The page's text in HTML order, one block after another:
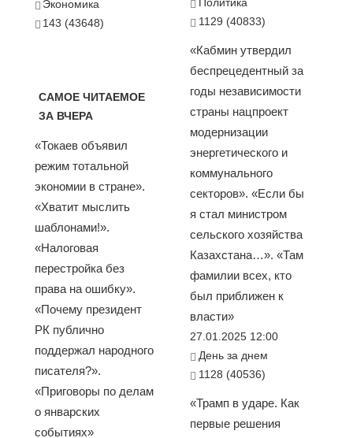
Экономика
143 (43648)
САМОЕ ЧИТАЕМОЕ
ЗА ВЧЕРА
«Токаев объявил
режим тотальной
экономии в стране».
«Хватит мыслить
шаблонами!».
«Налоговая
перестройка без
права на ошибку».
«Почему президент
РК публично
поддержал народного
писателя?».
«Приговоры по делам
о январских
событиях»
1129 (40833)
«Кабмин утвердил
беспрецедентный за
годы независимости
страны нацпроект
модернизации
энергетического и
коммунального
секторов». «Если бы
я стал министром
сельского хозяйства
Казахстана…». «Там
фамилии всех, кто
был приближен к
власти»
27.01.2025 12:00
День за днем
1128 (40536)
«Трамп в ударе. Как
первые решения